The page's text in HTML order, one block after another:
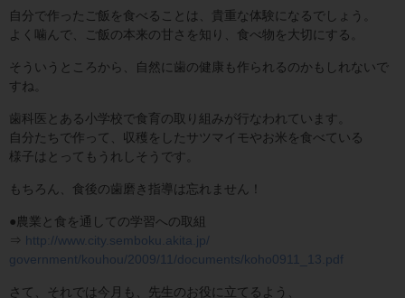
自分で作ったご飯を食べることは、貴重な体験になるでしょう。
よく噛んで、ご飯の本来の甘さを知り、食べ物を大切にする。
そういうところから、自然に歯の健康も作られるのかもしれないで
すね。
歯科医とある小学校で食育の取り組みが行なわれています。
自分たちで作って、収穫をしたサツマイモやお米を食べている
様子はとってもうれしそうです。
もちろん、食後の歯磨き指導は忘れません！
●農業と食を通しての学習への取組
⇒ http://www.city.semboku.akita.jp/
government/kouhou/2009/11/documents/koho0911_13.pdf
さて、それでは今月も、先生のお役に立てるよう、